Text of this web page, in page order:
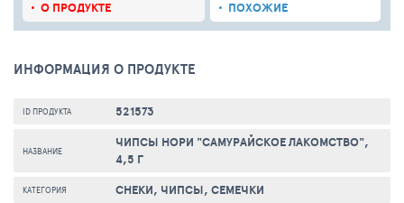
О ПРОДУКТЕ ПОХОЖИЕ
ИНФОРМАЦИЯ О ПРОДУКТЕ
ID ПРОДУКТА 521573
НАЗВАНИЕ
ЧИПСЫ НОРИ "САМУРАЙСКОЕ ЛАКОМСТВО",
4,5 Г
КАТЕГОРИЯ СНЕКИ, ЧИПСЫ, СЕМЕЧКИ